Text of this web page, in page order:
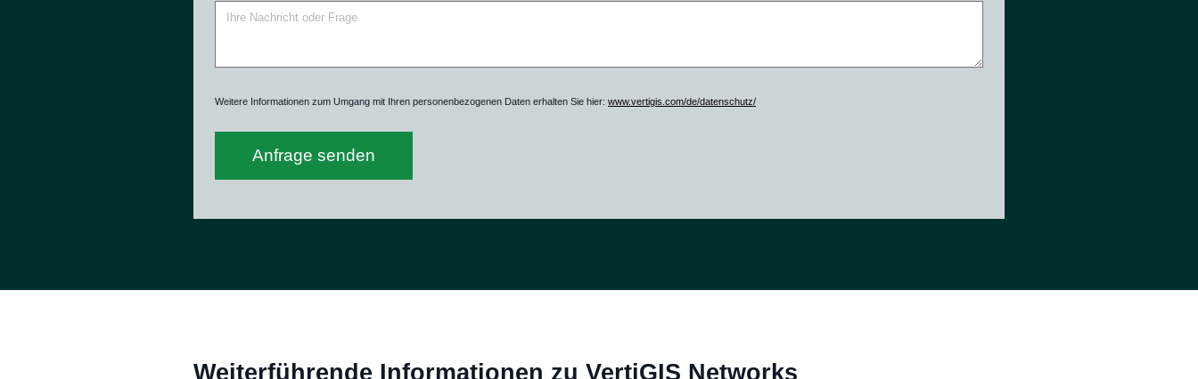
Weitere Informationen zum Umgang mit Ihren personenbezogenen Daten erhalten Sie hier: www.vertigis.com/de/datenschutz/
Anfrage senden
Weiterführende Informationen zu VertiGIS Networks